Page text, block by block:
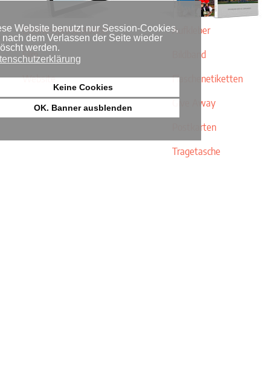
Website benutzt nur Session-Cookies,
nach dem Verlassen der Seite wieder
werden.
Keine Cookies
OK. Banner ausblenden
Businesspräsentation
Film
Website
Aufkleber
Bildband
Flaschenetiketten
Give Away
Postkarten
Tragetasche